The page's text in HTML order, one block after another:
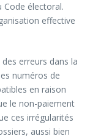
Code électoral.
effective
erreurs dans la
numéros de
en raison
le non-paiement
ces irrégularités
aussi bien